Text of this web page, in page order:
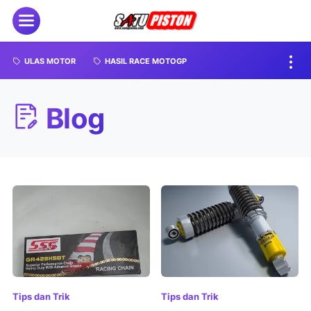
ULAS MOTOR HASIL RACE MOTOGP
Blog
Tips dan Trik Tips dan Trik